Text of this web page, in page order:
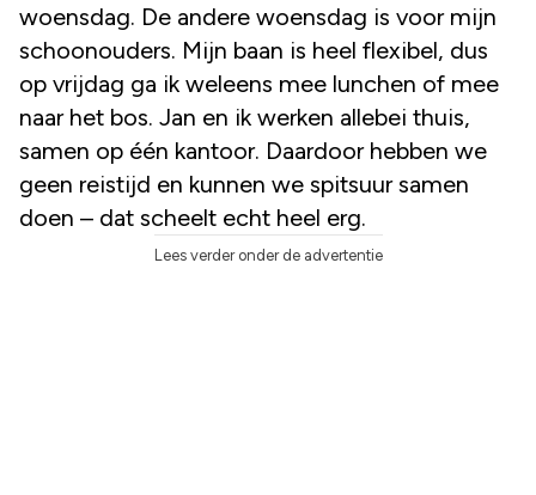
woensdag. De andere woensdag is voor mijn
schoonouders. Mijn baan is heel flexibel, dus
op vrijdag ga ik weleens mee lunchen of mee
naar het bos. Jan en ik werken allebei thuis,
samen op één kantoor. Daardoor hebben we
geen reistijd en kunnen we spitsuur samen
doen – dat scheelt echt heel erg.
Lees verder onder de advertentie